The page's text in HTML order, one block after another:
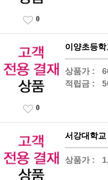
0
이양초등학
상품가 :
적립금 :
0
서강대학
상품가 :